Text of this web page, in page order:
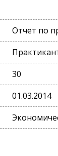
Отчет по
30
01.03.2014